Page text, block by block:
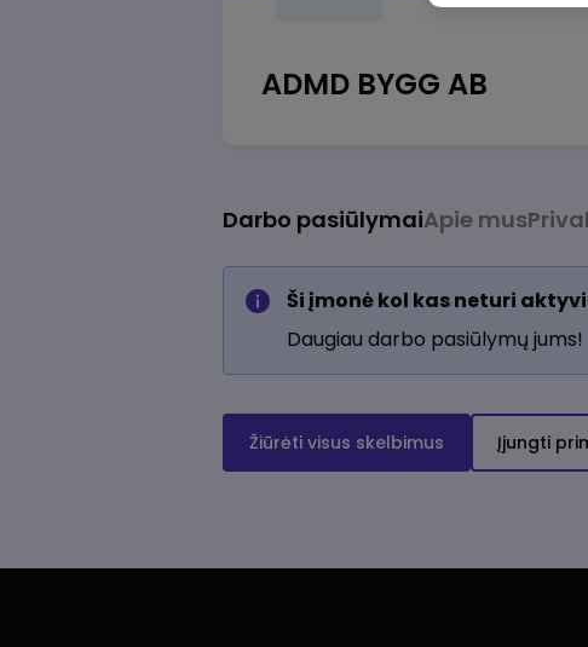
ADMD BYGG AB
Darbo pasiūlymaiApie mus
Ši įmonė kol kas neturi
Daugiau darbo pasiūlymų jums!
Žiūrėti visus skelbimus Įjungti